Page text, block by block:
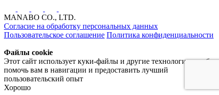
MANABO CO., LTD.
Согласие на обработку персональных данных
Пользовательское соглашение Политика конфиденциальности
Файлы cookie
Этот сайт использует куки-файлы и другие технологии, чтобы
помочь вам в навигации и предоставить лучший
пользовательский опыт
Хорошо